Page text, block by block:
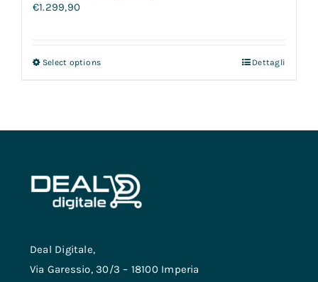
€1.299,90
Select options Dettagli
Deal Digitale,
Via Garessio, 30/3 – 18100 Imperia